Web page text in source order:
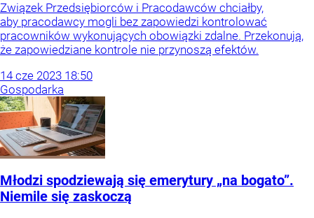
Związek Przedsiębiorców i Pracodawców chciałby,
aby pracodawcy mogli bez zapowiedzi kontrolować
pracowników wykonujących obowiązki zdalne. Przekonują,
że zapowiedziane kontrole nie przynoszą efektów.
14 cze 2023 18:50
Gospodarka
Młodzi spodziewają się emerytury „na bogato”.
Niemile się zaskoczą